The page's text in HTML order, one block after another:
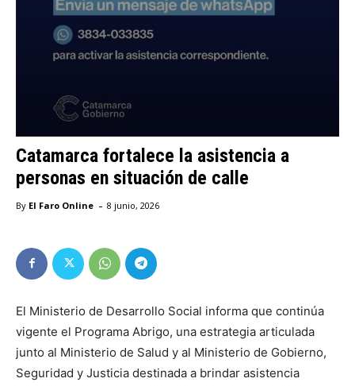
Catamarca fortalece la asistencia a
personas en situación de calle
By El Faro Online - 8 junio, 2026
El Ministerio de Desarrollo Social informa que continúa
vigente el Programa Abrigo, una estrategia articulada
junto al Ministerio de Salud y al Ministerio de Gobierno,
Seguridad y Justicia destinada a brindar asistencia